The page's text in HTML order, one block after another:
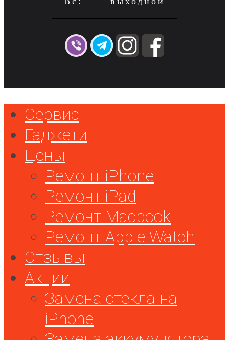
Сервис
Гаджети
Цены
Ремонт iPhone
Ремонт iPad
Ремонт Macbook
Ремонт Apple Watch
Отзывы
Акции
Замена стекла на
iPhone